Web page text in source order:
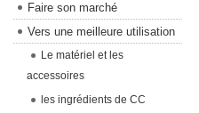
Faire son marché
Vers une meilleure utilisation
Le matériel et les
accessoires
les ingrédients de CC